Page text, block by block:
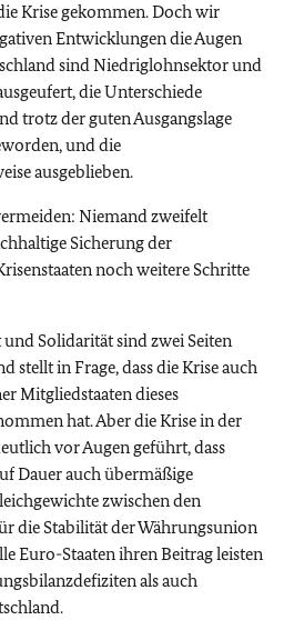
Krise gekommen. Doch wir
Entwicklungen die Augen
sind Niedriglohnsektor und
die Unterschiede
trotz der guten Ausgangslage
und die
ausgeblieben.
Niemand zweifelt
Sicherung der
noch weitere Schritte
Solidarität sind zwei Seiten
stellt in Frage, dass die Krise auch
Mitgliedstaaten dieses
hat. Aber die Krise in der
vor Augen geführt, dass
Dauer auch übermäßige
zwischen den
die Stabilität der Währungsunion
Euro-Staaten ihren Beitrag leisten
als auch